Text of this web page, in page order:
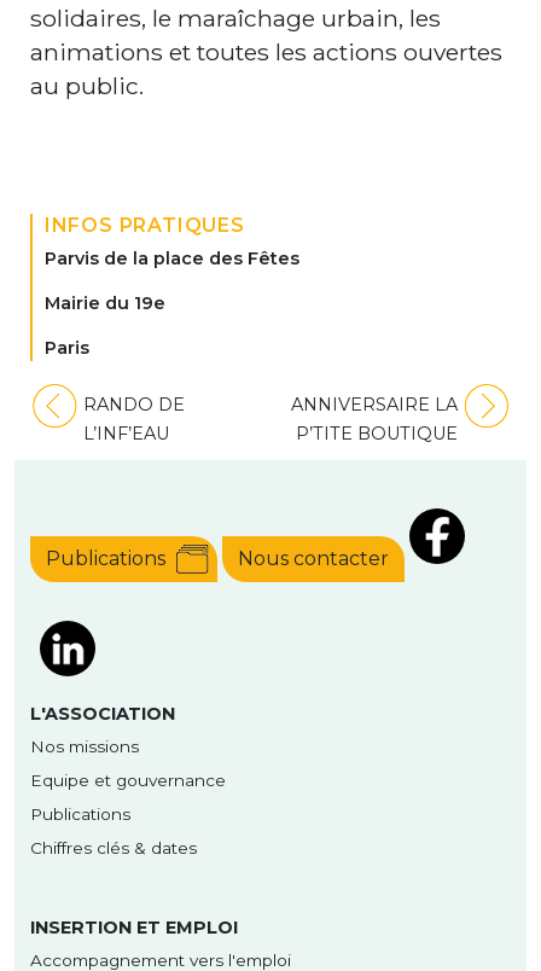
solidaires, le maraîchage urbain, les
animations et toutes les actions ouvertes
au public.
INFOS PRATIQUES
Parvis de la place des Fêtes
Mairie du 19e
Paris
Navigation
de
RANDO DE
L’INF’EAU
ANNIVERSAIRE LA
P’TITE BOUTIQUE
Publications Nous contacter
L'ASSOCIATION
Nos missions
Equipe et gouvernance
Publications
Chiffres clés & dates
INSERTION ET EMPLOI
Accompagnement vers l'emploi